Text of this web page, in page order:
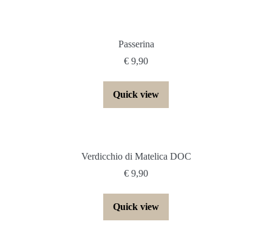
Passerina
€ 9,90
Quick view
Verdicchio di Matelica DOC
€ 9,90
Quick view